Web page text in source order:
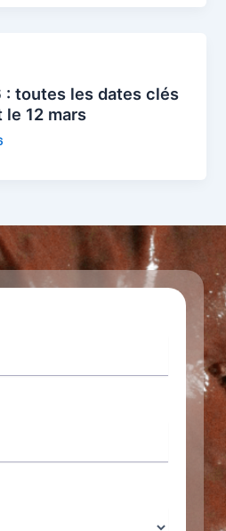
: toutes les dates clés
le 12 mars